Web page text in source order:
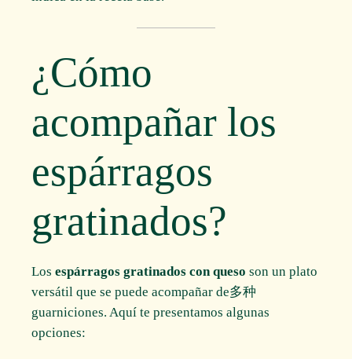
¿Cómo
acompañar los
espárragos
gratinados?
Losespárragos gratinados con queso son un plato
versátil que se puede acompañar de多种
guarniciones. Aquí te presentamos algunas
opciones: